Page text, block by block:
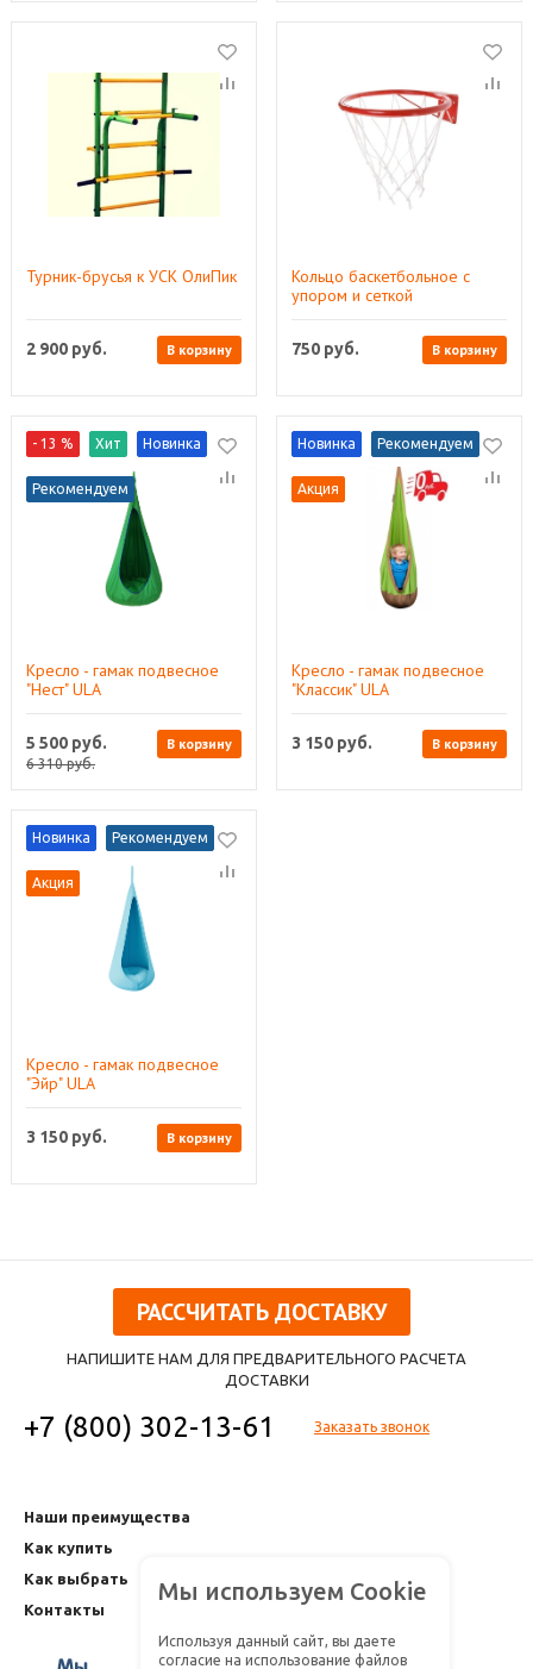
Турник-брусья к УСК ОлиПик
2 900 руб. В корзину
Кольцо баскетбольное с
упором и сеткой
750 руб. В корзину
- 13 % Хит Новинка
Рекомендуем
Кресло - гамак подвесное
"Нест" ULA
5 500 руб.
6 310руб.
В корзину
Новинка Рекомендуем
Акция
Кресло - гамак подвесное
"Классик" ULA
3 150 руб. В корзину
Новинка Рекомендуем
Акция
Кресло - гамак подвесное
"Эйр" ULA
3 150 руб. В корзину
РАССЧИТАТЬ ДОСТАВКУ
НАПИШИТЕ НАМ ДЛЯ ПРЕДВАРИТЕЛЬНОГО РАСЧЕТА
ДОСТАВКИ
+7 (800) 302-13-61 Заказать звонок
Наши преимущества
Как купить
Как выбрать
Контакты
Мы используем Cookie
Используя данный сайт, вы даете
согласие на использование файлов